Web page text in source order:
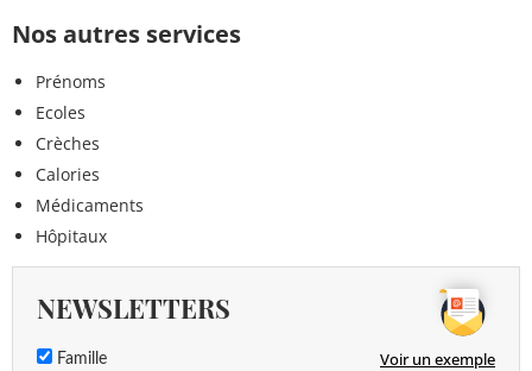
Nos autres services
Prénoms
Ecoles
Crèches
Calories
Médicaments
Hôpitaux
NEWSLETTERS
Famille Voir un exemple